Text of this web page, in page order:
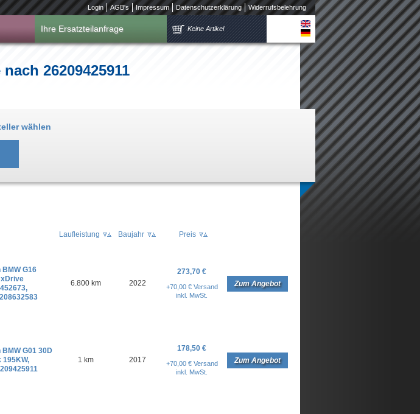
Login AGB's Impressum Datenschutzerklärung Widerrufsbelehrung
Ihre Ersatzteilanfrage Keine Artikel
26209425911
wählen
Laufleistung Baujahr Preis
G16
xDrive
6.800 km 2022
273,70 €
+70,00 € Versand
inkl. MwSt.
Zum Angebot
G01 30D
1 km 2017
178,50 €
+70,00 € Versand
inkl. MwSt.
Zum Angebot